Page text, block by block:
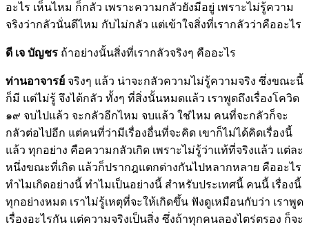
อะไร เห็นไหม ก็กลัว เพราะความกลัวยังมีอยู่ เพราะไม่รู้ความ
จริงว่ากลัวนั่นดีไหม กับไม่กลัว แต่เข้าใจสิ่งที่เรากลัวว่าคืออะไร
ดี เจ บัญชร ถ้าอย่างนั้นสิ่งที่เรากลัวจริงๆ คืออะไร
ท่านอาจารย์ จริงๆ แล้ว น่าจะกลัวความไม่รู้ความจริง ซึ่งขณะนี้
ก็มี แต่ไม่รู้ จึงได้กลัว ทั้งๆ ที่สิ่งนั้นหมดแล้ว เราพูดถึงเรื่องโควิด
๑๙ จบไปแล้ว จะกลัวอีกไหม จบแล้ว ใช่ไหม คนที่จะกลัวก็จะ
กลัวต่อไปอีก แต่คนที่ว่ามีเรื่องอื่นที่จะคิด เขาก็ไม่ได้คิดเรื่องนี้
แล้ว ทุกอย่าง คือความกลัวเกิด เพราะไม่รู้ว่าแท้ที่จริงแล้ว แต่ละ
หนึ่งขณะที่เกิด แล้วก็ปรากฎแตกต่างกันไปหลากหลาย คืออะไร
ทำไมเกิดอย่างนี้ ทำไมเป็นอย่างนี้ สำหรับประเทศนี้ คนนี้ เรื่องนี้
ทุกอย่างหมด เราไม่รู้เหตุที่จะให้เกิดขึ้น ฟังดูเหมือนกับว่า เราพูด
เรื่องอะไรกัน แต่ความจริงเป็นสิ่ง ซึ่งถ้าทุกคนลองไตร่ตรอง ก็จะ